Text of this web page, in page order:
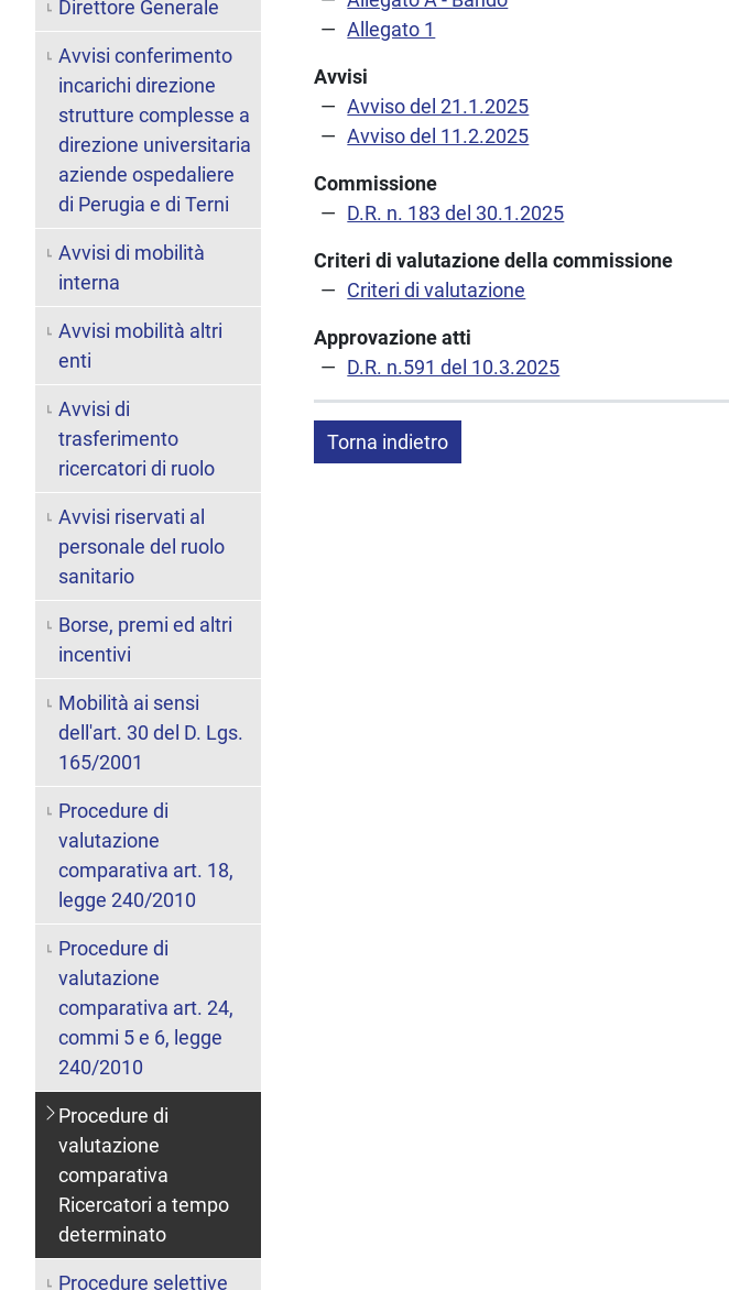
Allegato 1
Avvisi
Avviso del 21.1.2025
Avviso del 11.2.2025
Commissione
D.R. n. 183 del 30.1.2025
Criteri di valutazione della commissione
Criteri di valutazione
Approvazione atti
D.R. n.591 del 10.3.2025
Torna indietro
Direttore Generale
Avvisi conferimento
incarichi direzione
strutture complesse a
direzione universitaria
aziende ospedaliere
di Perugia e di Terni
Avvisi di mobilità
interna
Avvisi mobilità altri
enti
Avvisi di
trasferimento
ricercatori di ruolo
Avvisi riservati al
personale del ruolo
sanitario
Borse, premi ed altri
incentivi
Mobilità ai sensi
dell'art. 30 del D. Lgs.
165/2001
Procedure di
valutazione
comparativa art. 18,
legge 240/2010
Procedure di
valutazione
comparativa art. 24,
commi 5 e 6, legge
240/2010
Procedure di
valutazione
comparativa
Ricercatori a tempo
determinato
Procedure selettive